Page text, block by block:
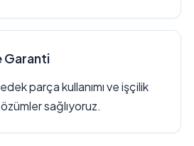
Garanti
parça kullanımı ve işçilik
sağlıyoruz.